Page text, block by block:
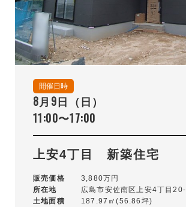
開催日時
8月9日（日）
11:00〜17:00
上安4丁目 新築住宅
販売価格
3,880万円
所在地
広島市安佐南区上安4丁目20-
土地面積
187.97㎡(56.86坪)